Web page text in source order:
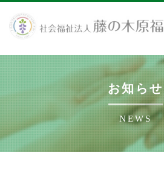
お知らせ
NEWS